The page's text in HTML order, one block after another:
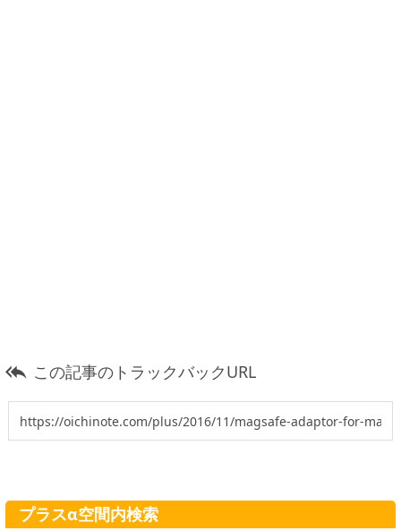
 この記事のトラックバックURL
プラスα空間内検索